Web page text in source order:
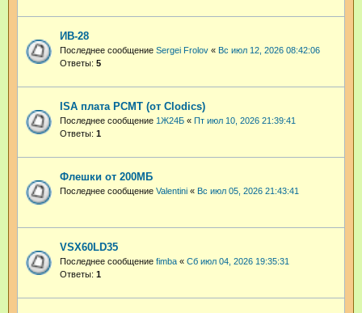
ИВ-28
Последнее сообщение Sergei Frolov « Вс июл 12, 2026 08:42:06
Ответы: 5
ISA плата PCMT (от Clodics)
Последнее сообщение 1Ж24Б « Пт июл 10, 2026 21:39:41
Ответы: 1
Флешки от 200МБ
Последнее сообщение Valentini « Вс июл 05, 2026 21:43:41
VSX60LD35
Последнее сообщение fimba « Сб июл 04, 2026 19:35:31
Ответы: 1